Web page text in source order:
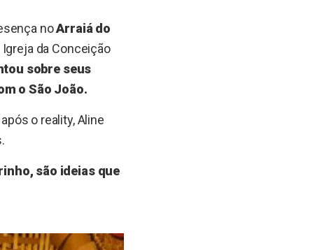
noArraiá do
da Conceição
sobre seus
o São João.
o reality, Aline
são ideias que